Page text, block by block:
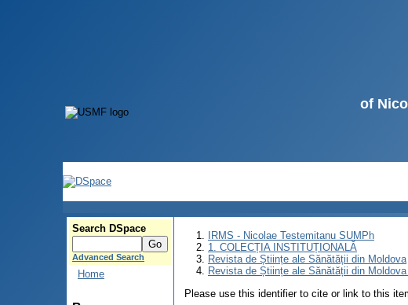
of
Search DSpace
Advanced Search
Home
IRMS - Nicolae Testemitanu SUMPh
1. COLECȚIA INSTITUȚIONALĂ
Revista de Științe ale Sănătății din Moldova
Revista de Științe ale Sănătății din
Please use this identifier to cite or link to this